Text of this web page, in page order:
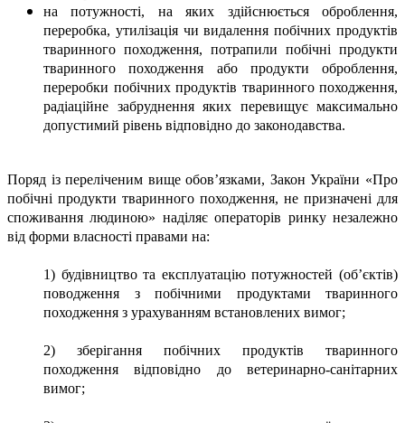
на потужності, на яких здійснюється оброблення,
переробка, утилізація чи видалення побічних продуктів
тваринного походження, потрапили побічні продукти
тваринного походження або продукти оброблення,
переробки побічних продуктів тваринного походження,
радіаційне забруднення яких перевищує максимально
допустимий рівень відповідно до законодавства.
Поряд із переліченим вище обов’язками, Закон України «Про
побічні продукти тваринного походження, не призначені для
споживання людиною» наділяє операторів ринку незалежно
від форми власності правами на:
1) будівництво та експлуатацію потужностей (об’єктів)
поводження з побічними продуктами тваринного
походження з урахуванням встановлених вимог;
2) зберігання побічних продуктів тваринного
походження відповідно до ветеринарно-санітарних
вимог;